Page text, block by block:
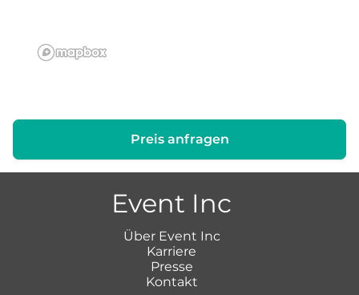
Preis anfragen
Event Inc
Über Event Inc
Karriere
Presse
Kontakt